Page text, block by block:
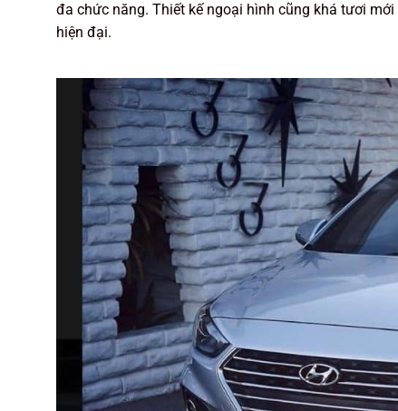
đa chức năng. Thiết kế ngoại hình cũng khá tươi
hiện đại.